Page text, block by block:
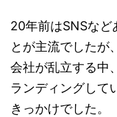
20年前はSNSなど
とが主流でしたが
会社が乱立する中
ランディングして
きっかけでした。